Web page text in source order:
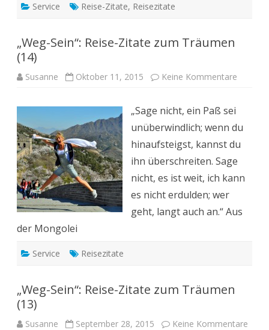
Service Reise-Zitate, Reisezitate
„Weg-Sein“: Reise-Zitate zum Träumen
(14)
Susanne Oktober 11, 2015 Keine Kommentare
(14)
„Sage nicht, ein Paß sei
unüberwindlich; wenn du
hinaufsteigst, kannst du
ihn überschreiten. Sage
nicht, es ist weit, ich kann
es nicht erdulden; wer
geht, langt auch an.“ Aus
der Mongolei
Service Reisezitate
„Weg-Sein“: Reise-Zitate zum Träumen
(13)
Susanne September 28, 2015 Keine Kommentare